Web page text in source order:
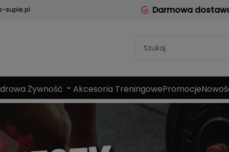
suple.pl Darmowa
Żywność Akcesoria TreningowePromocje